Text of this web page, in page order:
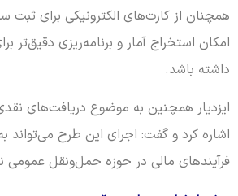
همچنان از کارت‌های الکترونیکی برای ثبت
امکان استخراج آمار و برنامه‌ریزی دقیق‌تر
داشته باشد.
ایزدیار همچنین به موضوع دریافت‌های
اشاره کرد و گفت: اجرای این طرح
فرآیندهای مالی در حوزه حمل‌ونقل عمومی